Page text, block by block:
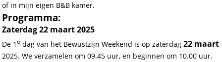
of in mijn eigen B&B kamer.
Programma:
Zaterdag 22 maart 2025
De 1e dag van het Bewustzijn Weekend is op zaterdag22 maart
2025. We verzamelen om 09.45 uur, en beginnen om 10.00 uur.